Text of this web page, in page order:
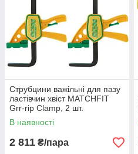
Струбцини важільні для пазу
ластівчин хвіст MATCHFIT
Grr-rip Clamp, 2 шт.
В наявності
2 811 ₴/пара